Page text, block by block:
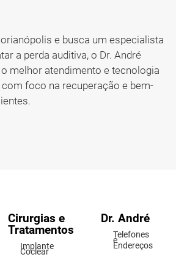
e busca um especialista
a perda auditiva, o Dr. André
melhor atendimento e tecnologia
foco na recuperação e bem-
Cirurgias e
Tratamentos
Implante
Coclear
Dr. André
Telefones
e
Endereços